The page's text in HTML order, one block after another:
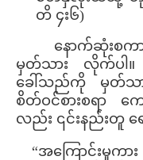
တိ ၄း၆)
နောက်ဆုံးစက
မှတ်သား လိုက်ပါ။
ခေါ်သည်ကို မှတ်သ
စိတ်ဝင်စားစရာ
လည်း ၎င်းနည်းတူ ရ
“အကြောင်းမူ